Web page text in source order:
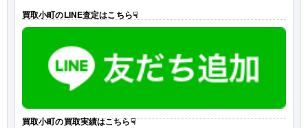
買取小町のLINE査定はこちら☟
買取小町の買取実績はこちら☟